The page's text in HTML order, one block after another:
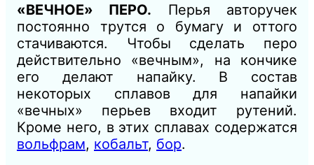
«ВЕЧНОЕ» ПЕРО. Перья авторучек
постоянно трутся о бумагу и оттого
стачиваются. Чтобы сделать перо
действительно «вечным», на кончике
его делают напайку. В состав
некоторых сплавов для напайки
«вечных» перьев входит рутений.
Кроме него, в этих сплавах содержатся
вольфрам, кобальт, бор.